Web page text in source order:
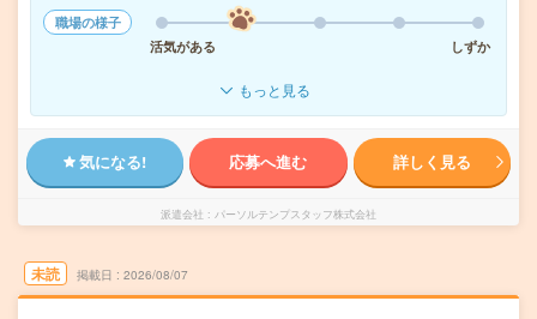
職場の様子
活気がある
しずか
もっと見る
気になる! 応募へ進む 詳しく見る
派遣会社 パーソルテンプスタッフ株式会社
未読 掲載日 2026/08/07